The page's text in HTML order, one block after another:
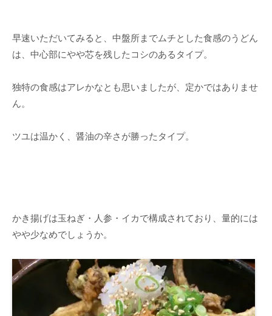
早速いただいてみると、中盤所までムチとした食感のうどん
は、中心部にやや芯を残したコシのあるタイプ。
独特の食感はアレかなとも思いましたが、定かではありませ
ん。
ツユは温かく、醤油の辛さが勝ったタイプ。
かき揚げは玉ねぎ・人参・イカで構成されており、量的には
やや少なめでしょうか。